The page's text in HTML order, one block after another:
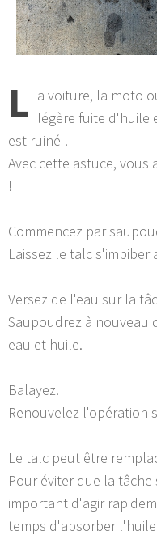
L a voiture, la moto
légère fuite d'huile
est ruiné !
Avec cette astuce,
!
Commencez par
Laissez le talc s'imbiber
Versez de l'eau sur la
Saupoudrez à nouveau
eau et huile.
Balayez.
Renouvelez l'opération
Le talc peut être
Pour éviter que la
important d'agir
temps d'absorber